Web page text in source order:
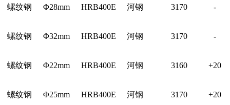
螺纹钢 Φ28mm HRB400E 河钢 3170 -
螺纹钢 Φ32mm HRB400E 河钢 3170 -
螺纹钢 Φ22mm HRB400E 河钢 3160 +20
螺纹钢 Φ25mm HRB400E 河钢 3170 +20